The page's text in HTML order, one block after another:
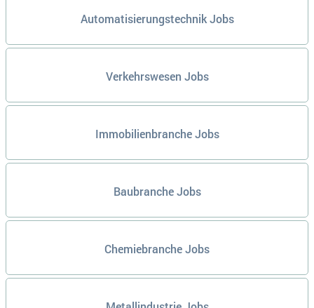
Automatisierungstechnik Jobs
Verkehrswesen Jobs
Immobilienbranche Jobs
Baubranche Jobs
Chemiebranche Jobs